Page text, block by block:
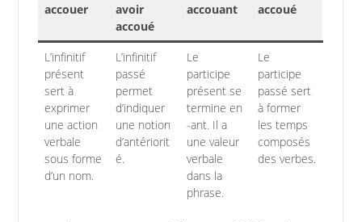
accouer
avoir
accoué
accouant accoué
L’infinitif
présent
sert à
exprimer
une action
verbale
sous forme
d’un nom.
L’infinitif
passé
permet
d’indiquer
une notion
d’antériorit
é.
Le
participe
présent se
termine en
-ant. Il a
une valeur
verbale
dans la
phrase.
Le
participe
passé sert
à former
les temps
composés
des verbes.